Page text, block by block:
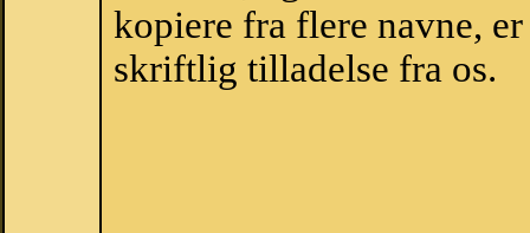
kopiere fra flere navne,
skriftlig tilladelse fra os.